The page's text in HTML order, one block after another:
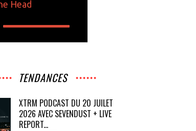
TENDANCES
XTRM PODCAST DU 20 JUILET
2026 AVEC SEVENDUST + LIVE
REPORT...